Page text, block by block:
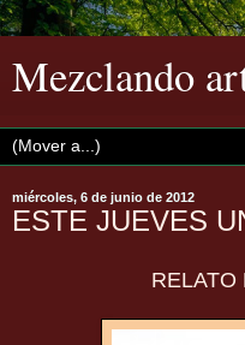
Mezclando
miércoles, 6 de junio de 2012
ESTE JUEVES
RELATO